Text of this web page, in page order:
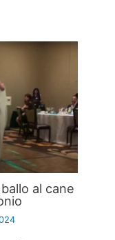
al cane